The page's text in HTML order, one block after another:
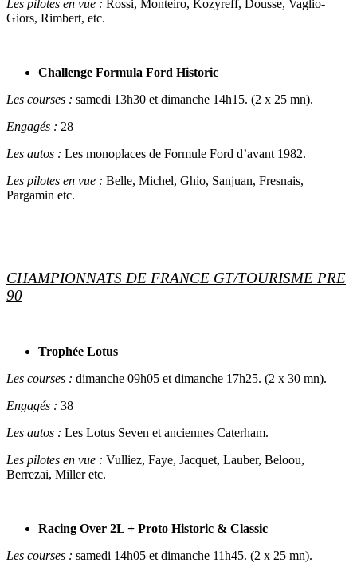
Les pilotes en vue : Rossi, Monteiro, Kozyreff, Dousse, Vaglio-
Giors, Rimbert, etc.
Challenge Formula Ford Historic
Les courses : samedi 13h30 et dimanche 14h15. (2 x 25 mn).
Engagés : 28
Les autos : Les monoplaces de Formule Ford d’avant 1982.
Les pilotes en vue : Belle, Michel, Ghio, Sanjuan, Fresnais,
Pargamin etc.
CHAMPIONNATS DE FRANCE GT/TOURISME PRE
90
Trophée Lotus
Les courses : dimanche 09h05 et dimanche 17h25. (2 x 30 mn).
Engagés : 38
Les autos : Les Lotus Seven et anciennes Caterham.
Les pilotes en vue : Vulliez, Faye, Jacquet, Lauber, Beloou,
Berrezai, Miller etc.
Racing Over 2L + Proto Historic & Classic
Les courses : samedi 14h05 et dimanche 11h45. (2 x 25 mn).